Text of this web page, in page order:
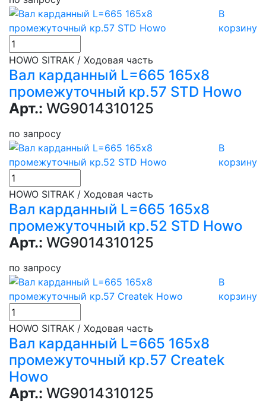
В
корзину
HOWO SITRAK / Ходовая часть
Вал карданный L=665 165х8
промежуточный кр.57 STD Howo
Арт.: WG9014310125
по запросу
В
корзину
HOWO SITRAK / Ходовая часть
Вал карданный L=665 165х8
промежуточный кр.52 STD Howo
Арт.: WG9014310125
по запросу
В
корзину
HOWO SITRAK / Ходовая часть
Вал карданный L=665 165х8
промежуточный кр.57 Createk
Howo
Арт.: WG9014310125